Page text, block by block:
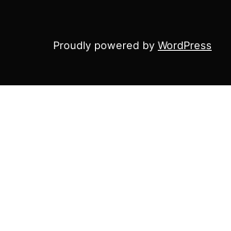
Proudly powered by WordPress